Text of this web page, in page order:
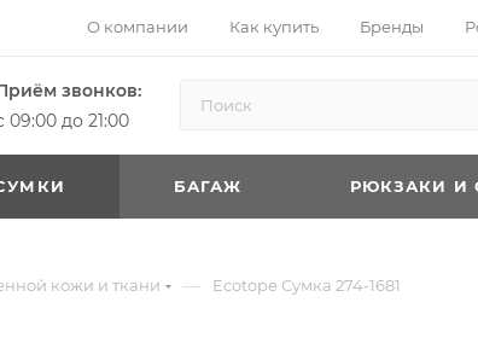
О компании Как купить Бренды
звонков:
09:00 до 21:00
БАГАЖ РЮКЗАКИ И
кожи и ткани — Ecotope Сумка 274-1681